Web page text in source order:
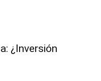
¿Inversión